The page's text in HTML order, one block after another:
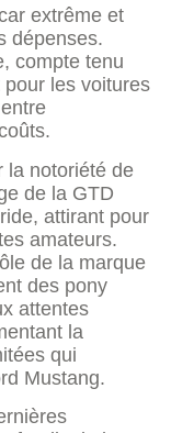
extrême et
dépenses.
compte tenu
pour les voitures
la notoriété de
de la GTD
attirant pour
amateurs.
de la marque
des pony
attentes
la
qui
Mustang.